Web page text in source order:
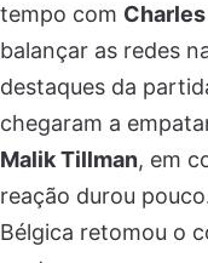
tempo com
balançar as redes
destaques da
chegaram a
Malik Tillman, em
reação durou
Bélgica retomou o